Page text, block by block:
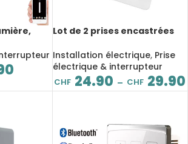
Life,
Lot de 2 prises encastrées
Installation électrique, Prise
électrique & interrupteur
CHF 24.90 – CHF 29.90